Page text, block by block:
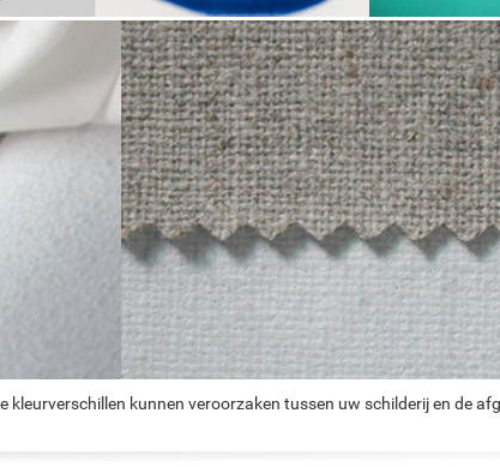
kunnen veroorzaken tussen uw schilderij en de